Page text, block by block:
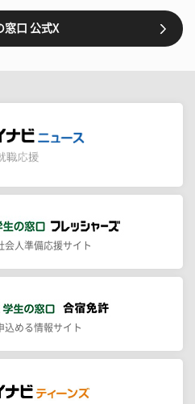
窓口 公式X
会人準備応援サイト
込める情報サイト